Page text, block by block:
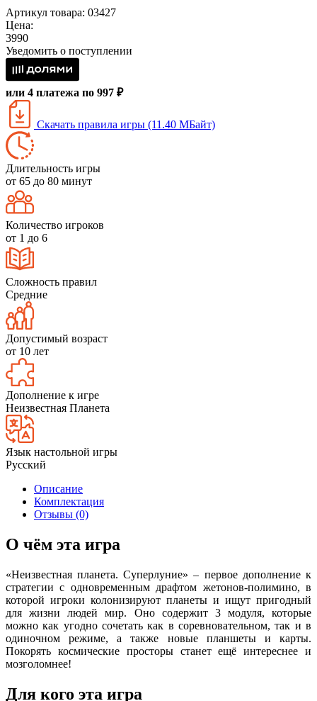
Артикул товара: 03427
Цена:
3990
Уведомить о поступлении
или 4 платежа по 997 ₽
Скачать правила игры (11.40 МБайт)
Длительность игры
от 65 до 80 минут
Количество игроков
от 1 до 6
Сложность правил
Средние
Допустимый возраст
от 10 лет
Дополнение к игре
Неизвестная Планета
Язык настольной игры
Русский
Описание
Комплектация
Отзывы (0)
О чём эта игра
«Неизвестная планета. Суперлуние» – первое дополнение к
стратегии с одновременным драфтом жетонов-полимино, в
которой игроки колонизируют планеты и ищут пригодный
для жизни людей мир. Оно содержит 3 модуля, которые
можно как угодно сочетать как в соревновательном, так и в
одиночном режиме, а также новые планшеты и карты.
Покорять космические просторы станет ещё интереснее и
мозголомнее!
Для кого эта игра